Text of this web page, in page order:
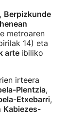
Berpizkunde
metroaren
14) eta
arte ibiliko
irteera
Plentzia,
Etxebarri,
Kabiezes-